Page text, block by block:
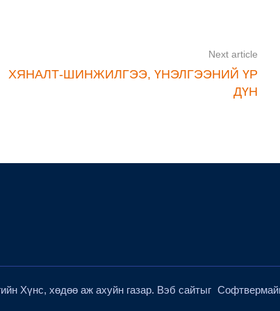
Next article
ХЯНАЛТ-ШИНЖИЛГЭЭ, ҮНЭЛГЭЭНИЙ ҮР
ДҮН
Хүнс, хөдөө аж ахуйн газар. Вэб сайтыг